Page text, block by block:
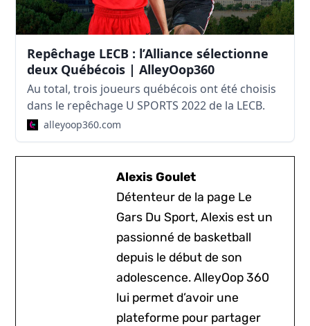
Repêchage LECB : l’Alliance sélectionne
deux Québécois | AlleyOop360
Au total, trois joueurs québécois ont été choisis
dans le repêchage U SPORTS 2022 de la LECB.
alleyoop360.com
Alexis Goulet
Détenteur de la page Le
Gars Du Sport, Alexis est un
passionné de basketball
depuis le début de son
adolescence. AlleyOop 360
lui permet d’avoir une
plateforme pour partager